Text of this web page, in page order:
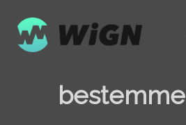
bestemme